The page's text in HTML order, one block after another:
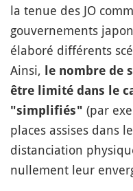
la tenue des JO
gouvernements
élaboré différents
Ainsi,
le nombre de
être limité dans le
"simplifiés" (par
places assises dans
distanciation
nullement leur